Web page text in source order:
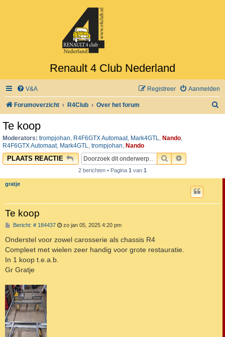
Renault 4 Club Nederland
V&A Aanmelden
Registreer
Forumoverzicht R4Club Over het forum
Te koop
Moderators: trompjohan, R4F6GTX Automaat, Mark4GTL, Nando,
R4F6GTX Automaat, Mark4GTL, trompjohan, Nando
PLAATS REACTIE ZOEKUITGEBREID
2 berichten • Pagina 1 van 1
gratje
Te koop
Bericht: # 184437B
r
i
c
t
zo jan 05, 2025 4:20 pm
Onderstel voor zowel carosserie als chassis R4
Compleet met wielen zeer handig voor grote restauratie.
In 1 koop t.e.a.b.
Gr Gratje